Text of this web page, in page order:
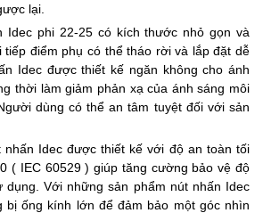
lại.
Idec phi 22-25 có kích thước nhỏ gọn và
tiếp điểm phụ có thể tháo rời và lắp đặt dễ
Idec được thiết kế ngăn không cho ánh
thời làm giảm phản xạ của ánh sáng môi
dùng có thể an tâm tuyệt đối với sản
nhấn Idec được thiết kế với độ an toàn tối
( IEC 60529 ) giúp tăng cường bảo vệ độ
Với những sản phẩm nút nhấn Idec
bị ống kính lớn để đảm bảo một góc nhìn